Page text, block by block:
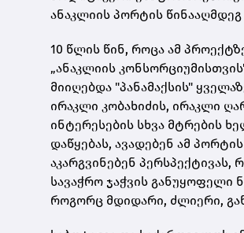
ანაკლიის პორტის
10 წლის წინ, როცა ამ
„ანაკლიის
მიიღებდა "პანამაქსის"
ირაკლი კობახიძის, ირაკლი
ინტერესების სხვა მტრების
დაწყებას, ავადებენ ამ
აკარგვინებენ
სავაჭრო ჯაჭვის განუყოფელი
როგორც მდიდარი, ძლიერი,